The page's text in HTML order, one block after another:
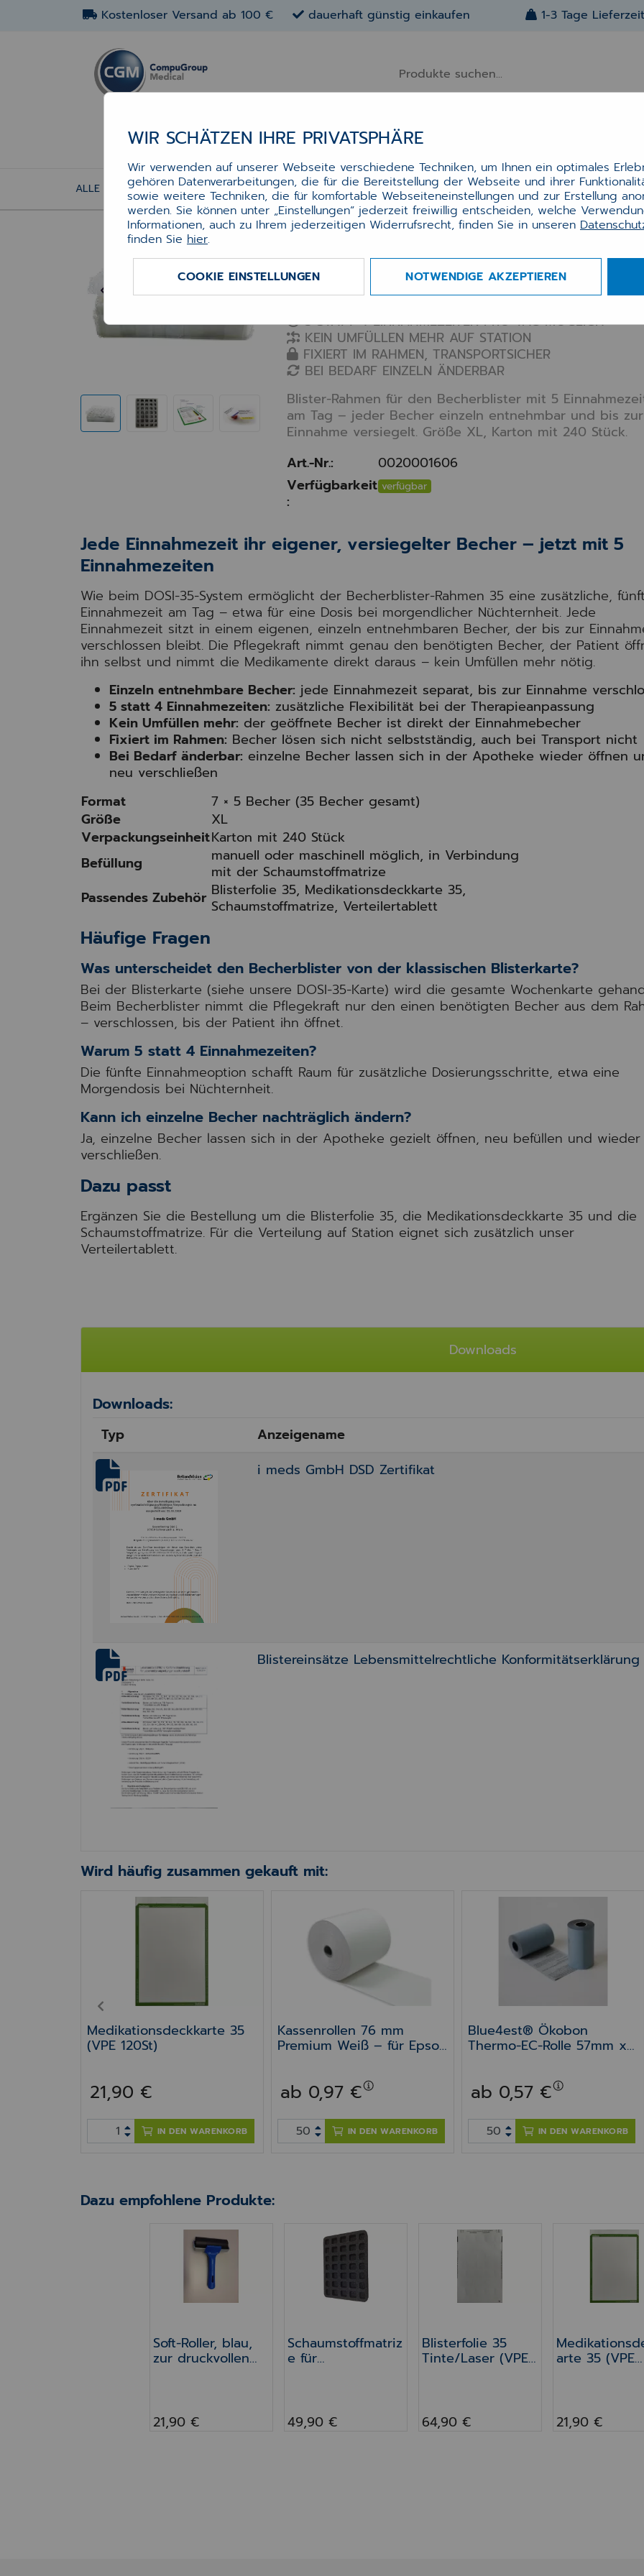
Kostenloser Versand ab 100 € dauerhaft günstig einkaufen 1-3 Tage Lieferzeit
Alle Artikel
ALLE ARTIKEL BLISTER UND -ZUBEHÖR BECHERBLISTER 7X5 BLISTER-RAHMEN 35 GRÖSSE XL (VPE
Blister-Rahmen 35 Größe XL
240St)
Der Rahmen für einzeln entnehmbare
– 5 Einnahmezeiten am Tag
5 STATT 4 EINNAHMEZEITEN PRO TAG MÖGLICH
KEIN UMFÜLLEN MEHR AUF STATION
FIXIERT IM RAHMEN, TRANSPORTSICHER
BEI BEDARF EINZELN ÄNDERBAR
Blister-Rahmen für den Becherblister mit 5
am Tag – jeder Becher einzeln entnehmbar und bis zur
Einnahme versiegelt. Größe XL, Karton mit 240 Stück.
Art.-Nr.:
0020001606
Verfügbarkeit
:
verfügbar
Jede Einnahmezeit ihr eigener, versiegelter Becher – jetzt mit 5
Einnahmezeiten
Wie beim DOSI-35-System ermöglicht der Becherblister-Rahmen 35 eine zusätzliche,
Einnahmezeit am Tag – etwa für eine Dosis bei morgendlicher Nüchternheit. Jede
Einnahmezeit sitzt in einem eigenen, einzeln entnehmbaren Becher, der bis zur
verschlossen bleibt. Die Pflegekraft nimmt genau den benötigten Becher, der Patient
ihn selbst und nimmt die Medikamente direkt daraus – kein Umfüllen mehr nötig.
Einzeln entnehmbare Becher: jede Einnahmezeit separat, bis zur Einnahme
5 statt 4 Einnahmezeiten: zusätzliche Flexibilität bei der Therapieanpassung
Kein Umfüllen mehr: der geöffnete Becher ist direkt der Einnahmebecher
Fixiert im Rahmen: Becher lösen sich nicht selbstständig, auch bei Transport nicht
Bei Bedarf änderbar: einzelne Becher lassen sich in der Apotheke wieder öffnen
neu verschließen
Format
7 × 5 Becher (35 Becher gesamt)
Größe
XL
VerpackungseinheitKarton mit 240 Stück
Befüllung
manuell oder maschinell möglich, in Verbindung
mit der Schaumstoffmatrize
Passendes Zubehör Blisterfolie 35, Medikationsdeckkarte 35,
Schaumstoffmatrize, Verteilertablett
Häufige Fragen
Was unterscheidet den Becherblister von der klassischen Blisterkarte?
Bei der Blisterkarte (siehe unsere DOSI-35-Karte) wird die gesamte Wochenkarte
Beim Becherblister nimmt die Pflegekraft nur den einen benötigten Becher aus dem
– verschlossen, bis der Patient ihn öffnet.
Warum 5 statt 4 Einnahmezeiten?
Die fünfte Einnahmeoption schafft Raum für zusätzliche Dosierungsschritte, etwa eine
Morgendosis bei Nüchternheit.
Kann ich einzelne Becher nachträglich ändern?
Ja, einzelne Becher lassen sich in der Apotheke gezielt öffnen, neu befüllen und wieder
verschließen.
Dazu passt
Ergänzen Sie die Bestellung um die Blisterfolie 35, die Medikationsdeckkarte 35 und die
Schaumstoffmatrize. Für die Verteilung auf Station eignet sich zusätzlich unser
Verteilertablett.
Downloads
Downloads:
Typ Anzeigename
i meds GmbH DSD Zertifikat
Blistereinsätze Lebensmittelrechtliche Konformitätserklärung
Wird häufig zusammen gekauft mit:
Medikationsdeckkarte 35 (VPE 120St)
Medikationsdeckkarte 35
(VPE 120St)
21,90 €
IN DEN WARENKORB
Kassenrollen 76 mm
Premium Weiß – für Epson
7000/7200/7500/7600/77
00/8000
ab 0,97 €
IN DEN WARENKORB
Blue4est® Ökobon
Thermo-EC-Rolle 57mm x
ab 0,57 €
IN DEN WARENKORB
Dazu empfohlene Produkte:
Soft-Roller, blau, zur druckvollen Verklebung der Blister Karten.
Soft-Roller, blau,
zur druckvollen
21,90 €
Schaumstoffmatrize für Becherblister 35
Schaumstoffmatriz
e für
49,90 €
Blisterfolie 35 Tinte/Laser (VPE
Blisterfolie 35
Tinte/Laser (VPE
64,90 €
arte 35 (VPE
21,90 €
WIR SCHÄTZEN IHRE PRIVATSPHÄRE
Wir verwenden auf unserer Webseite verschiedene Techniken, um Ihnen ein optimales
gehören Datenverarbeitungen, die für die Bereitstellung der Webseite und ihrer
sowie weitere Techniken, die für komfortable Webseiteneinstellungen und zur Erstellung
werden. Sie können unter „Einstellungen“ jederzeit freiwillig entscheiden, welche
Informationen, auch zu Ihrem jederzeitigen Widerrufsrecht, finden Sie in unseren
finden Sie hier.
COOKIE EINSTELLUNGEN NOTWENDIGE AKZEPTIEREN